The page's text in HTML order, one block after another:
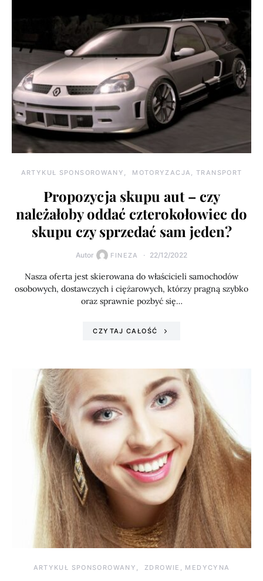
ARTYKUŁ SPONSOROWANY MOTORYZACJA, TRANSPORT
Propozycja skupu aut – czy
należałoby oddać czterokołowiec do
skupu czy sprzedać sam jeden?
Autor FINEZA 22/12/2022
Nasza oferta jest skierowana do właścicieli samochodów
osobowych, dostawczych i ciężarowych, którzy pragną szybko
oraz sprawnie pozbyć się…
CZYTAJ CAŁOŚĆ
ARTYKUŁ SPONSOROWANY ZDROWIE, MEDYCYNA